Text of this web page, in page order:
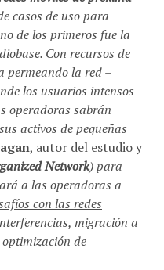
casos de uso para
de los primeros fue la
Con recursos de
permeando la red –
los usuarios intensos
operadoras sabrán
activos de pequeñas
, autor del estudio y
Network) para
a las operadoras a
con las redes
migración a
de